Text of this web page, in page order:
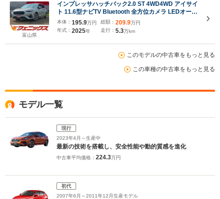
富山県
インプレッサハッチバック2.0 ST 4WD4WD アイサイ
ト 11.6型ナビTV Bluetooth 全方位カメラ LEDオート
ライト 前席シートヒーター ドラレコ ドライバーモニ
タリング アイドリングストップ 禁煙車 ETC 試乗OK
本体： 195.9万円
年式： 2025年
総額： 209.9万円
走行： 5.3万km
このモデルの中古車をもっと見る
この車種の中古車をもっと見る
モデル一覧
現行
2023年4月～生産中
最新の技術を搭載し、安全性能や動的質感を進化
中古車平均価格： 224.3万円
初代
2007年6月～2011年12月生産モデル